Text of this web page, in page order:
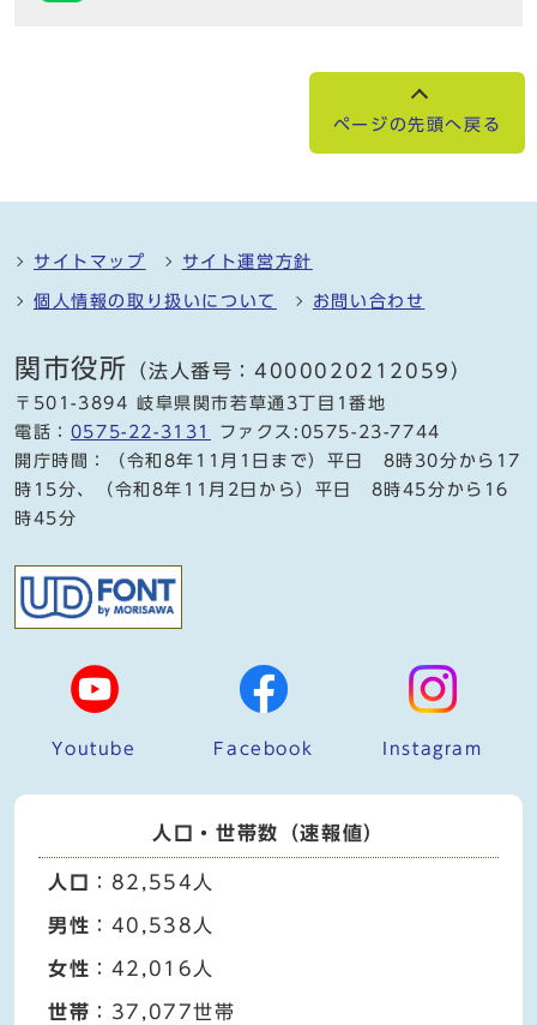
ページの先頭へ戻る
サイトマップ サイト運営方針
個人情報の取り扱いについて お問い合わせ
関市役所 （法人番号：4000020212059）
〒501-3894 岐阜県関市若草通3丁目1番地
電話： 0575-22-3131
ファクス:0575-23-7744
開庁時間：（令和8年11月1日まで）平日 8時30分から17
時15分、（令和8年11月2日から）平日 8時45分から16
時45分
Youtube Facebook Instagram
人口・世帯数（速報値）
人口 ：82,554人
男性 ：40,538人
女性 ：42,016人
世帯 ：37,077世帯